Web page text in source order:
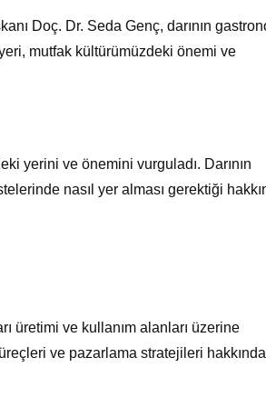
Doç. Dr. Seda Genç, darının
mutfak kültürümüzdeki önemi ve
yerini ve önemini vurguladı. Darının
nasıl yer alması gerektiği
üretimi ve kullanım alanları üzerine
ve pazarlama stratejileri hakkında